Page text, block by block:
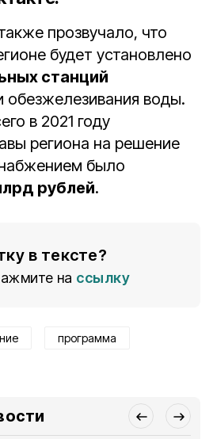
прозвучало, что
будет установлено
станций
обезжелезивания воды.
в 2021 году
региона на решение
было
рублей.
в тексте?
на ссылку
программа